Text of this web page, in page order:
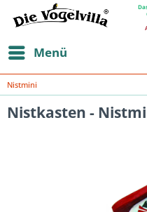
Menü
Nistmini
Nistkasten -